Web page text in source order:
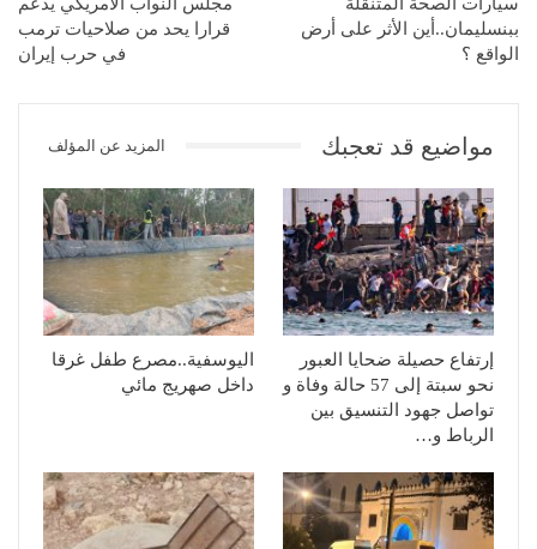
ببنسليمان..أين الأثر على أرض
الواقع ؟
قرارا يحد من صلاحيات ترمب
في حرب إيران
مواضيع قد تعجبك المزيد عن المؤلف
إرتفاع حصيلة ضحايا العبور
نحو سبتة إلى 57 حالة وفاة و
تواصل جهود التنسيق بين
الرباط و…
اليوسفية..مصرع طفل غرقا
داخل صهريج مائي